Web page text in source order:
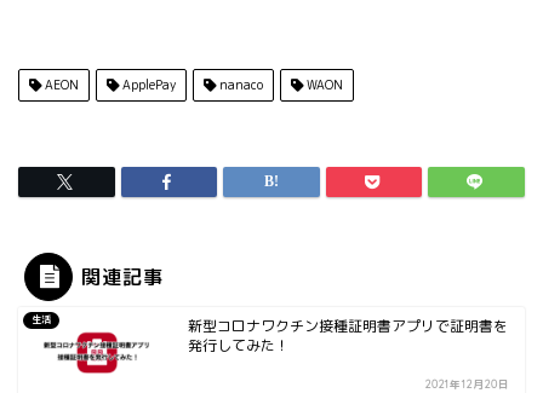
AEON ApplePay nanaco WAON
関連記事
生活
新型コロナワクチン接種証明書アプリで証明書を
発行してみた！
2021年12月20日